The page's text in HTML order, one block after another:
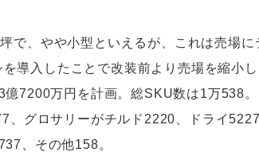
で、やや小型といえるが、これは売場
導入したことで改装前より売場を縮小
億7200万円を計画。総SKU数は1万538
、グロサリーがチルド2220、ドライ
、その他158。